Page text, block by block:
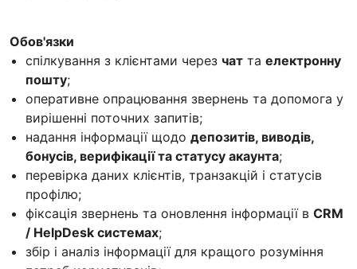
Обов'язки
спілкування з клієнтами через чат та електронну
пошту;
оперативне опрацювання звернень та допомога у
вирішенні поточних запитів;
надання інформації щодо депозитів, виводів,
бонусів, верифікації та статусу акаунта;
перевірка даних клієнтів, транзакцій і статусів
профілю;
фіксація звернень та оновлення інформації в CRM
/ HelpDesk системах;
збір і аналіз інформації для кращого розуміння